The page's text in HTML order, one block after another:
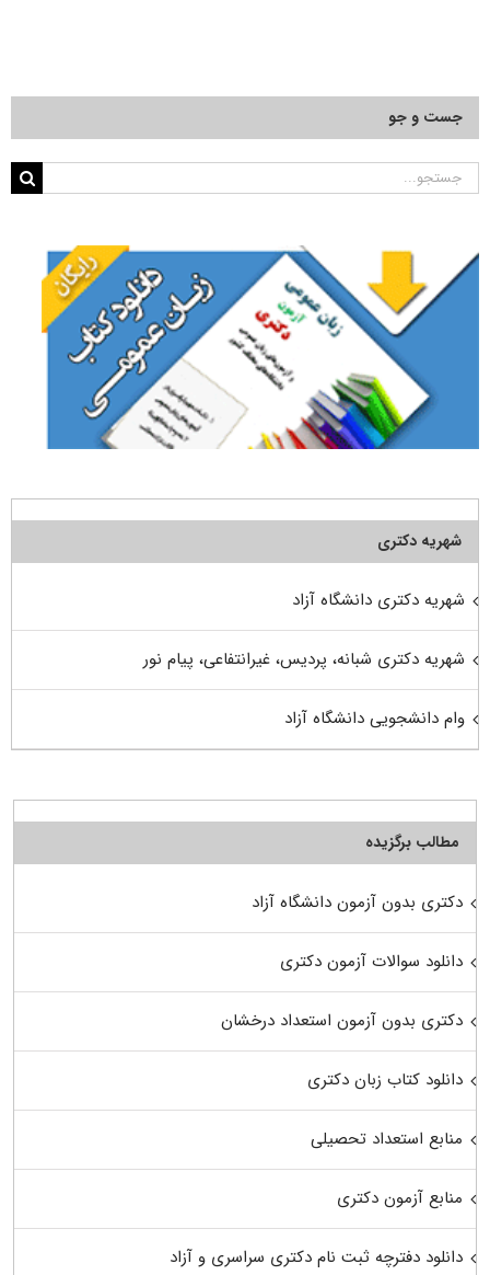
جست و جو
جستجو
شهریه دکتری
شهریه دکتری دانشگاه آزاد
شهریه دکتری شبانه، پردیس، غیرانتفاعی، پیام نور
وام دانشجویی دانشگاه آزاد
مطالب برگزیده
دکتری بدون آزمون دانشگاه آزاد
دانلود سوالات آزمون دکتری
دکتری بدون آزمون استعداد درخشان
دانلود کتاب زبان دکتری
منابع استعداد تحصیلی
منابع آزمون دکتری
دانلود دفترچه ثبت نام دکتری سراسری و آزاد